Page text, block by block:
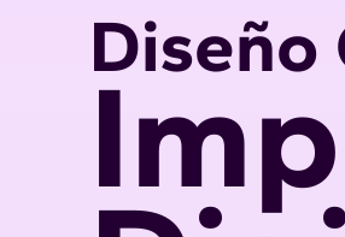
Diseño